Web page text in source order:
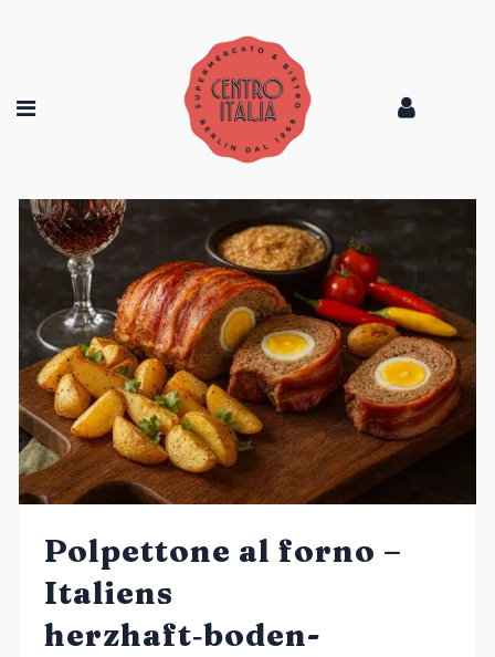
Polpettone al forno –
Italiens
herzhaft‑boden­